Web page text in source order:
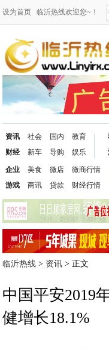
设为首页 临沂热线欢迎您~！
资讯
财经
社会
新车
国内
导购
教育
娱乐
企业
游戏
美食
商讯
微店
贷款
微商行情
财经行情
临沂热线 > 资讯 > 正文
中国平安2019
健增长18.1%